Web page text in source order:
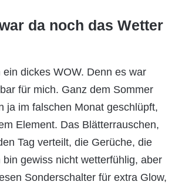
da noch das Wetter
ein dickes WOW. Denn es war
für mich. Ganz dem Sommer
ja im falschen Monat geschlüpft,
Element. Das Blätterrauschen,
Tag verteilt, die Gerüche, die
bin gewiss nicht wetterfühlig, aber
Sonderschalter für extra Glow,